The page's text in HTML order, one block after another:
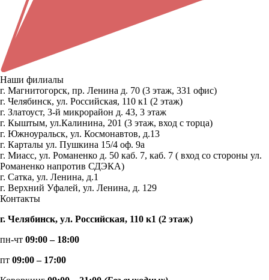
Наши филиалы
г. Магнитогорск, пр. Ленина д. 70 (3 этаж, 331 офис)
г. Челябинск, ул. Российская, 110 к1 (2 этаж)
г. Златоуст, 3-й микрорайон д. 43, 3 этаж
г. Кыштым, ул.Калинина, 201 (3 этаж, вход с торца)
г. Южноуральск, ул. Космонавтов, д.13
г. Карталы ул. Пушкина 15/4 оф. 9а
г. Миасс, ул. Романенко д. 50 каб. 7, каб. 7 ( вход со стороны ул.
Романенко напротив СДЭКА)
г. Сатка, ул. Ленина, д.1
г. Верхний Уфалей, ул. Ленина, д. 129
Контакты
г. Челябинск, ул. Российская, 110 к1 (2 этаж)
пн-чт 09:00 – 18:00
пт 09:00 – 17:00